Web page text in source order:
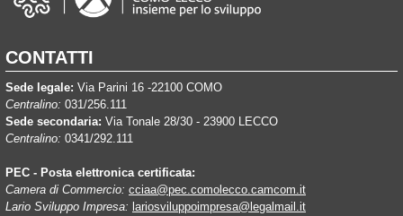
CONTATTI
Sede legale: Via Parini 16 -22100 COMO
Centralino: 031/256.111
Sede secondaria: Via Tonale 28/30 - 23900 LECCO
Centralino: 0341/292.111
PEC - Posta elettronica certificata:
Camera di Commercio: cciaa@pec.comolecco.camcom.it
Lario Sviluppo Impresa: lariosviluppoimpresa@legalmail.it